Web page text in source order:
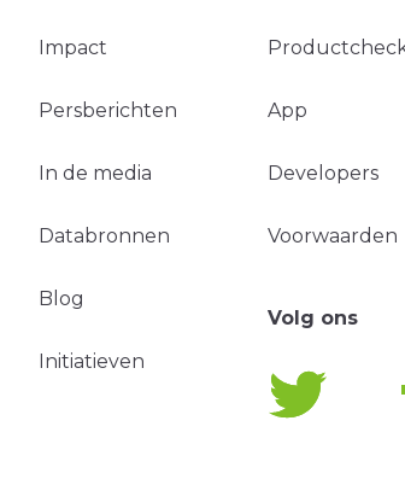
Impact
Persberichten
In de media
Databronnen
Blog
Initiatieven
App
Developers
Voorwaarden
Volg ons